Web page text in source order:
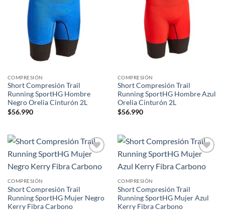
COMPRESIÓN
Short Compresión Trail
Running SportHG Hombre
Negro Orelia Cinturón 2L
$56.990
COMPRESIÓN
Short Compresión Trail
Running SportHG Hombre Azul
Orelia Cinturón 2L
$56.990
Add to
wishlist
COMPRESIÓN
Short Compresión Trail
Running SportHG Mujer Negro
Kerry Fibra Carbono
Add to
wishlist
COMPRESIÓN
Short Compresión Trail
Running SportHG Mujer Azul
Kerry Fibra Carbono